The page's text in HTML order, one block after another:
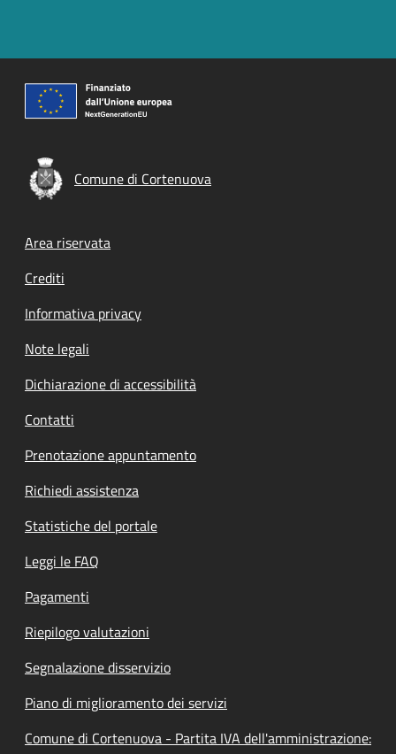
Comune di Cortenuova
Footer menu
Area riservata
Crediti
Informativa privacy
Note legali
Dichiarazione di accessibilità
Contatti
Prenotazione appuntamento
Richiedi assistenza
Statistiche del portale
Leggi le FAQ
Pagamenti
Riepilogo valutazioni
Segnalazione disservizio
Piano di miglioramento dei servizi
Comune di Cortenuova - Partita IVA dell'amministrazione: